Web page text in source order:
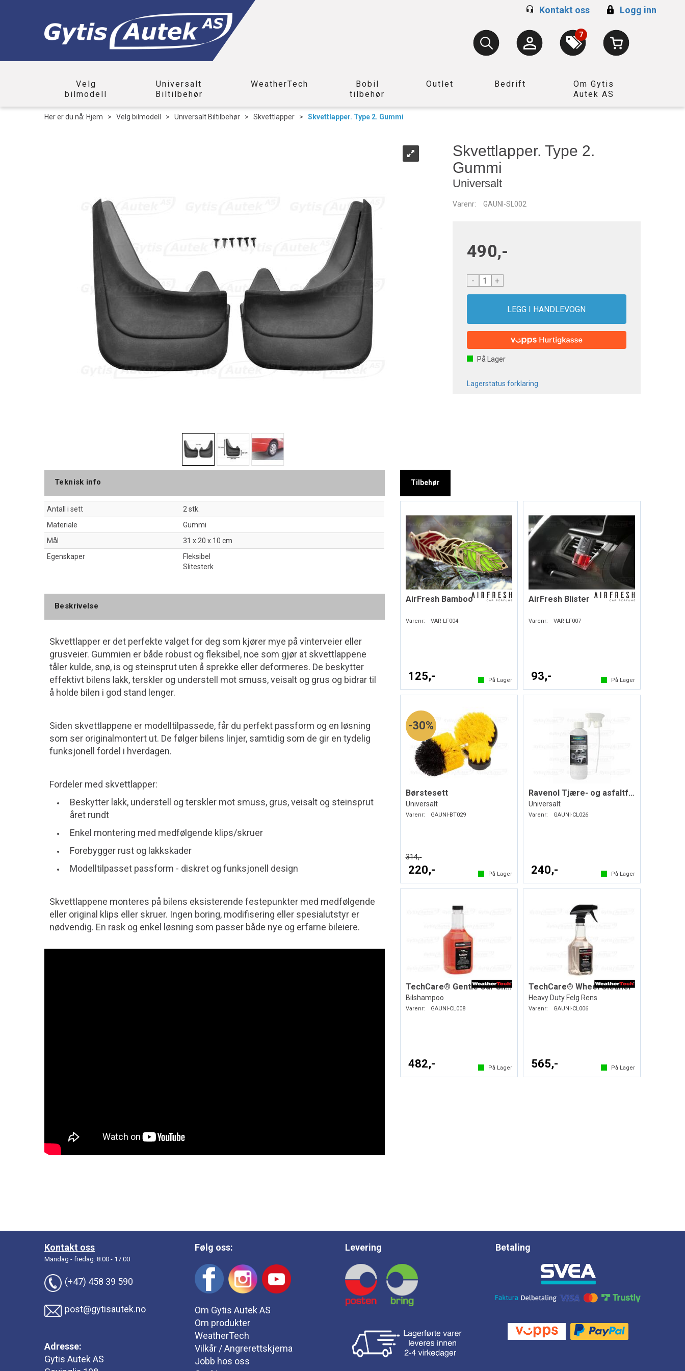
Kontakt oss Logg inn
7
Velg
bilmodell
Universalt
Biltilbehør
WeatherTech
Bobil
tilbehør
Outlet Bedrift
Om Gytis
Autek AS
Her er du nå: Hjem > Velg bilmodell > Universalt Biltilbehør > Skvettlapper > Skvettlapper. Type 2. Gummi
Skvettlapper. Type 2.
Gummi
Universalt
Varenr: GAUNI-SL002
490,-
- +
På Lager
Lagerstatus forklaring
Teknisk info
Antall i sett
2 stk.
Materiale
Gummi
Mål
31 x 20 x 10 cm
Egenskaper
Fleksibel
Slitesterk
Beskrivelse
Skvettlapper er det perfekte valget for deg som kjører mye på vinterveier eller
grusveier. Gummien er både robust og fleksibel, noe som gjør at skvettlappene
tåler kulde, snø, is og steinsprut uten å sprekke eller deformeres. De beskytter
effektivt bilens lakk, terskler og understell mot smuss, veisalt og grus og bidrar til
å holde bilen i god stand lenger.
Siden skvettlappene er modelltilpassede, får du perfekt passform og en løsning
som ser originalmontert ut. De følger bilens linjer, samtidig som de gir en tydelig
funksjonell fordel i hverdagen.
Fordeler med skvettlapper:
Beskytter lakk, understell og terskler mot smuss, grus, veisalt og steinsprut
året rundt
Enkel montering med medfølgende klips/skruer
Forebygger rust og lakkskader
Modelltilpasset passform - diskret og funksjonell design
Skvettlappene monteres på bilens eksisterende festepunkter med medfølgende
eller original klips eller skruer. Ingen boring, modifisering eller spesialutstyr er
nødvendig. En rask og enkel løsning som passer både nye og erfarne bileiere.
Tilbehør
AirFresh Bamboo
Varenr: VAR-LF004
125,- På Lager
AirFresh Blister
Varenr: VAR-LF007
93,- På Lager
30%
Børstesett
Universalt
Varenr: GAUNI-BT029
314,-
220,- På Lager
Ravenol Tjære- og asfaltfjerner
Universalt
Varenr: GAUNI-CL026
240,- På Lager
TechCare® Gentle Car Shampoo
Bilshampoo
Varenr: GAUNI-CL008
482,- På Lager
TechCare® Wheel Cleaner
Heavy Duty Felg Rens
Varenr: GAUNI-CL006
565,- På Lager
Kontakt oss
Mandag - fredag: 8.00 - 17.00
(+47) 458 39 590
post@gytisautek.no
Adresse:
Gytis Autek AS
Følg oss:
Om Gytis Autek AS
Om produkter
WeatherTech
Vilkår / Angrerettskjema
Jobb hos oss
Levering Betaling